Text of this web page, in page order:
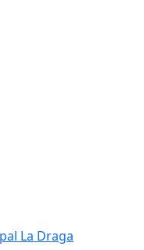
La Draga